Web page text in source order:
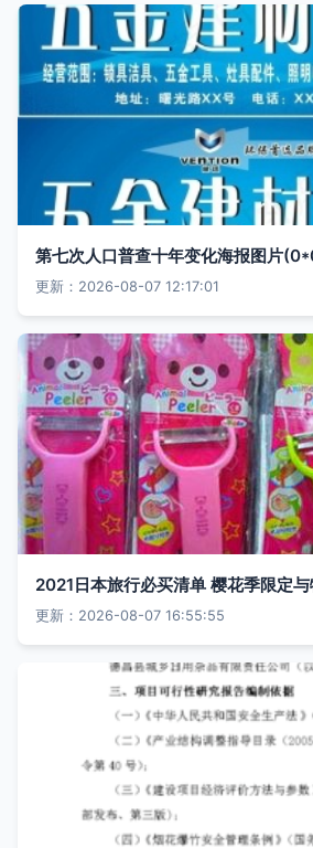
更新：2026-08-07 12:17:01
2021日本旅行必买清单 樱花季限定
更新：2026-08-07 16:55:55